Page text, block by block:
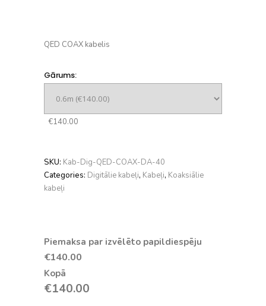
QED COAX kabelis
Gārums:
€140.00
SKU: Kab-Dig-QED-COAX-DA-40
Categories: Digitālie kabeļi, Kabeļi, Koaksiālie
kabeļi
Piemaksa par izvēlēto papildiespēju
€140.00
Kopā
€140.00